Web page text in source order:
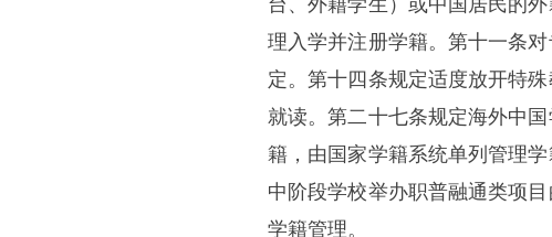
台、外籍学生）或中国居民的
理入学并注册学籍。第十一条
定。第十四条规定适度放开特
就读。第二十七条规定海外中
籍，由国家学籍系统单列管理
中阶段学校举办职普融通类项
学籍管理。